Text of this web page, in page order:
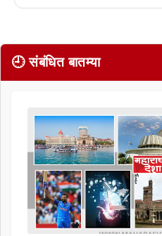
🕘 संबंधित बातम्या